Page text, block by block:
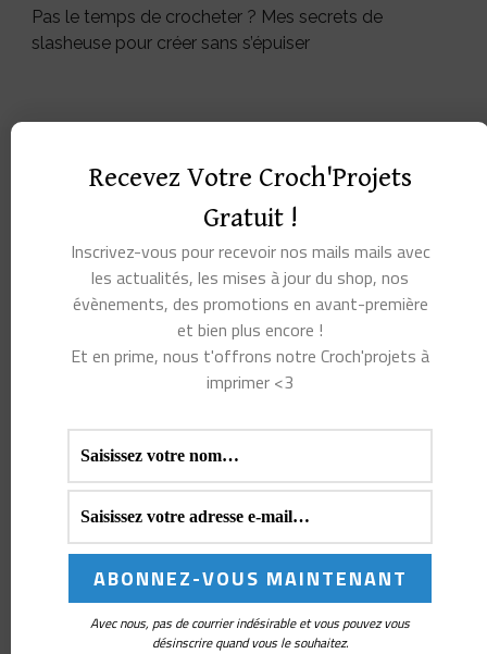
Pas le temps de crocheter ? Mes secrets de
slasheuse pour créer sans s’épuiser
Recevez Votre Croch'Projets
Gratuit !
Inscrivez-vous pour recevoir nos mails mails avec
les actualités, les mises à jour du shop, nos
évènements, des promotions en avant-première
et bien plus encore !
Et en prime, nous t'offrons notre Croch'projets à
imprimer <3
Avec nous, pas de courrier indésirable et vous pouvez vous
désinscrire quand vous le souhaitez.